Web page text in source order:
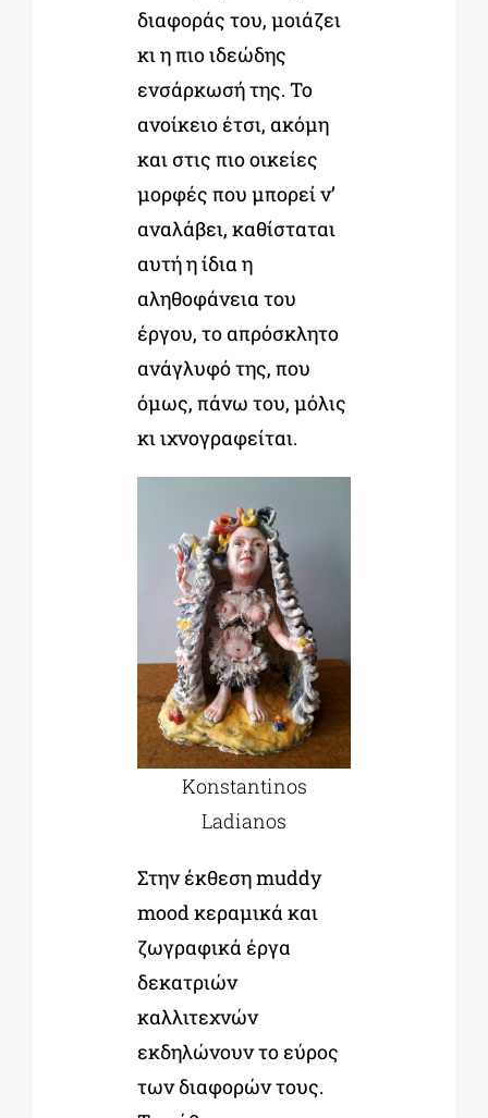
διαφοράς του, μοιάζει
κι η πιο ιδεώδης
ενσάρκωσή της. Το
ανοίκειο έτσι, ακόμη
και στις πιο οικείες
μορφές που μπορεί ν’
αναλάβει, καθίσταται
αυτή η ίδια η
αληθοφάνεια του
έργου, το απρόσκλητο
ανάγλυφό της, που
όμως, πάνω του, μόλις
κι ιχνογραφείται.
Konstantinos
Ladianos
Στην έκθεση muddy
mood κεραμικά και
ζωγραφικά έργα
δεκατριών
καλλιτεχνών
εκδηλώνουν το εύρος
των διαφορών τους.